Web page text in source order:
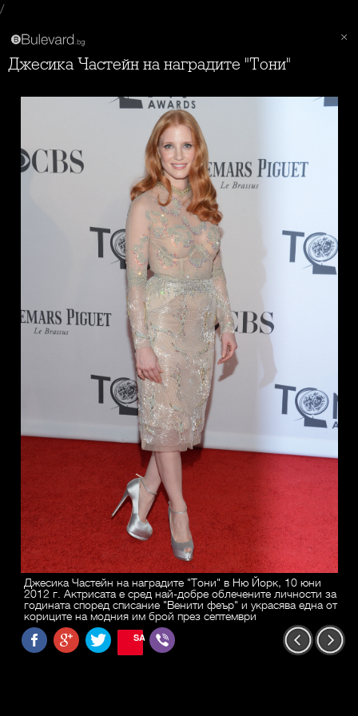
/
Джесика Частейн на наградите "Тони"
Джесика Частейн на наградите "Тони" в Ню Йорк, 10 юни
2012 г. Актрисата е сред най-добре облечените личности за
годината според списание "Венити феър" и украсява една от
кориците на модния им брой през септември
SAVE